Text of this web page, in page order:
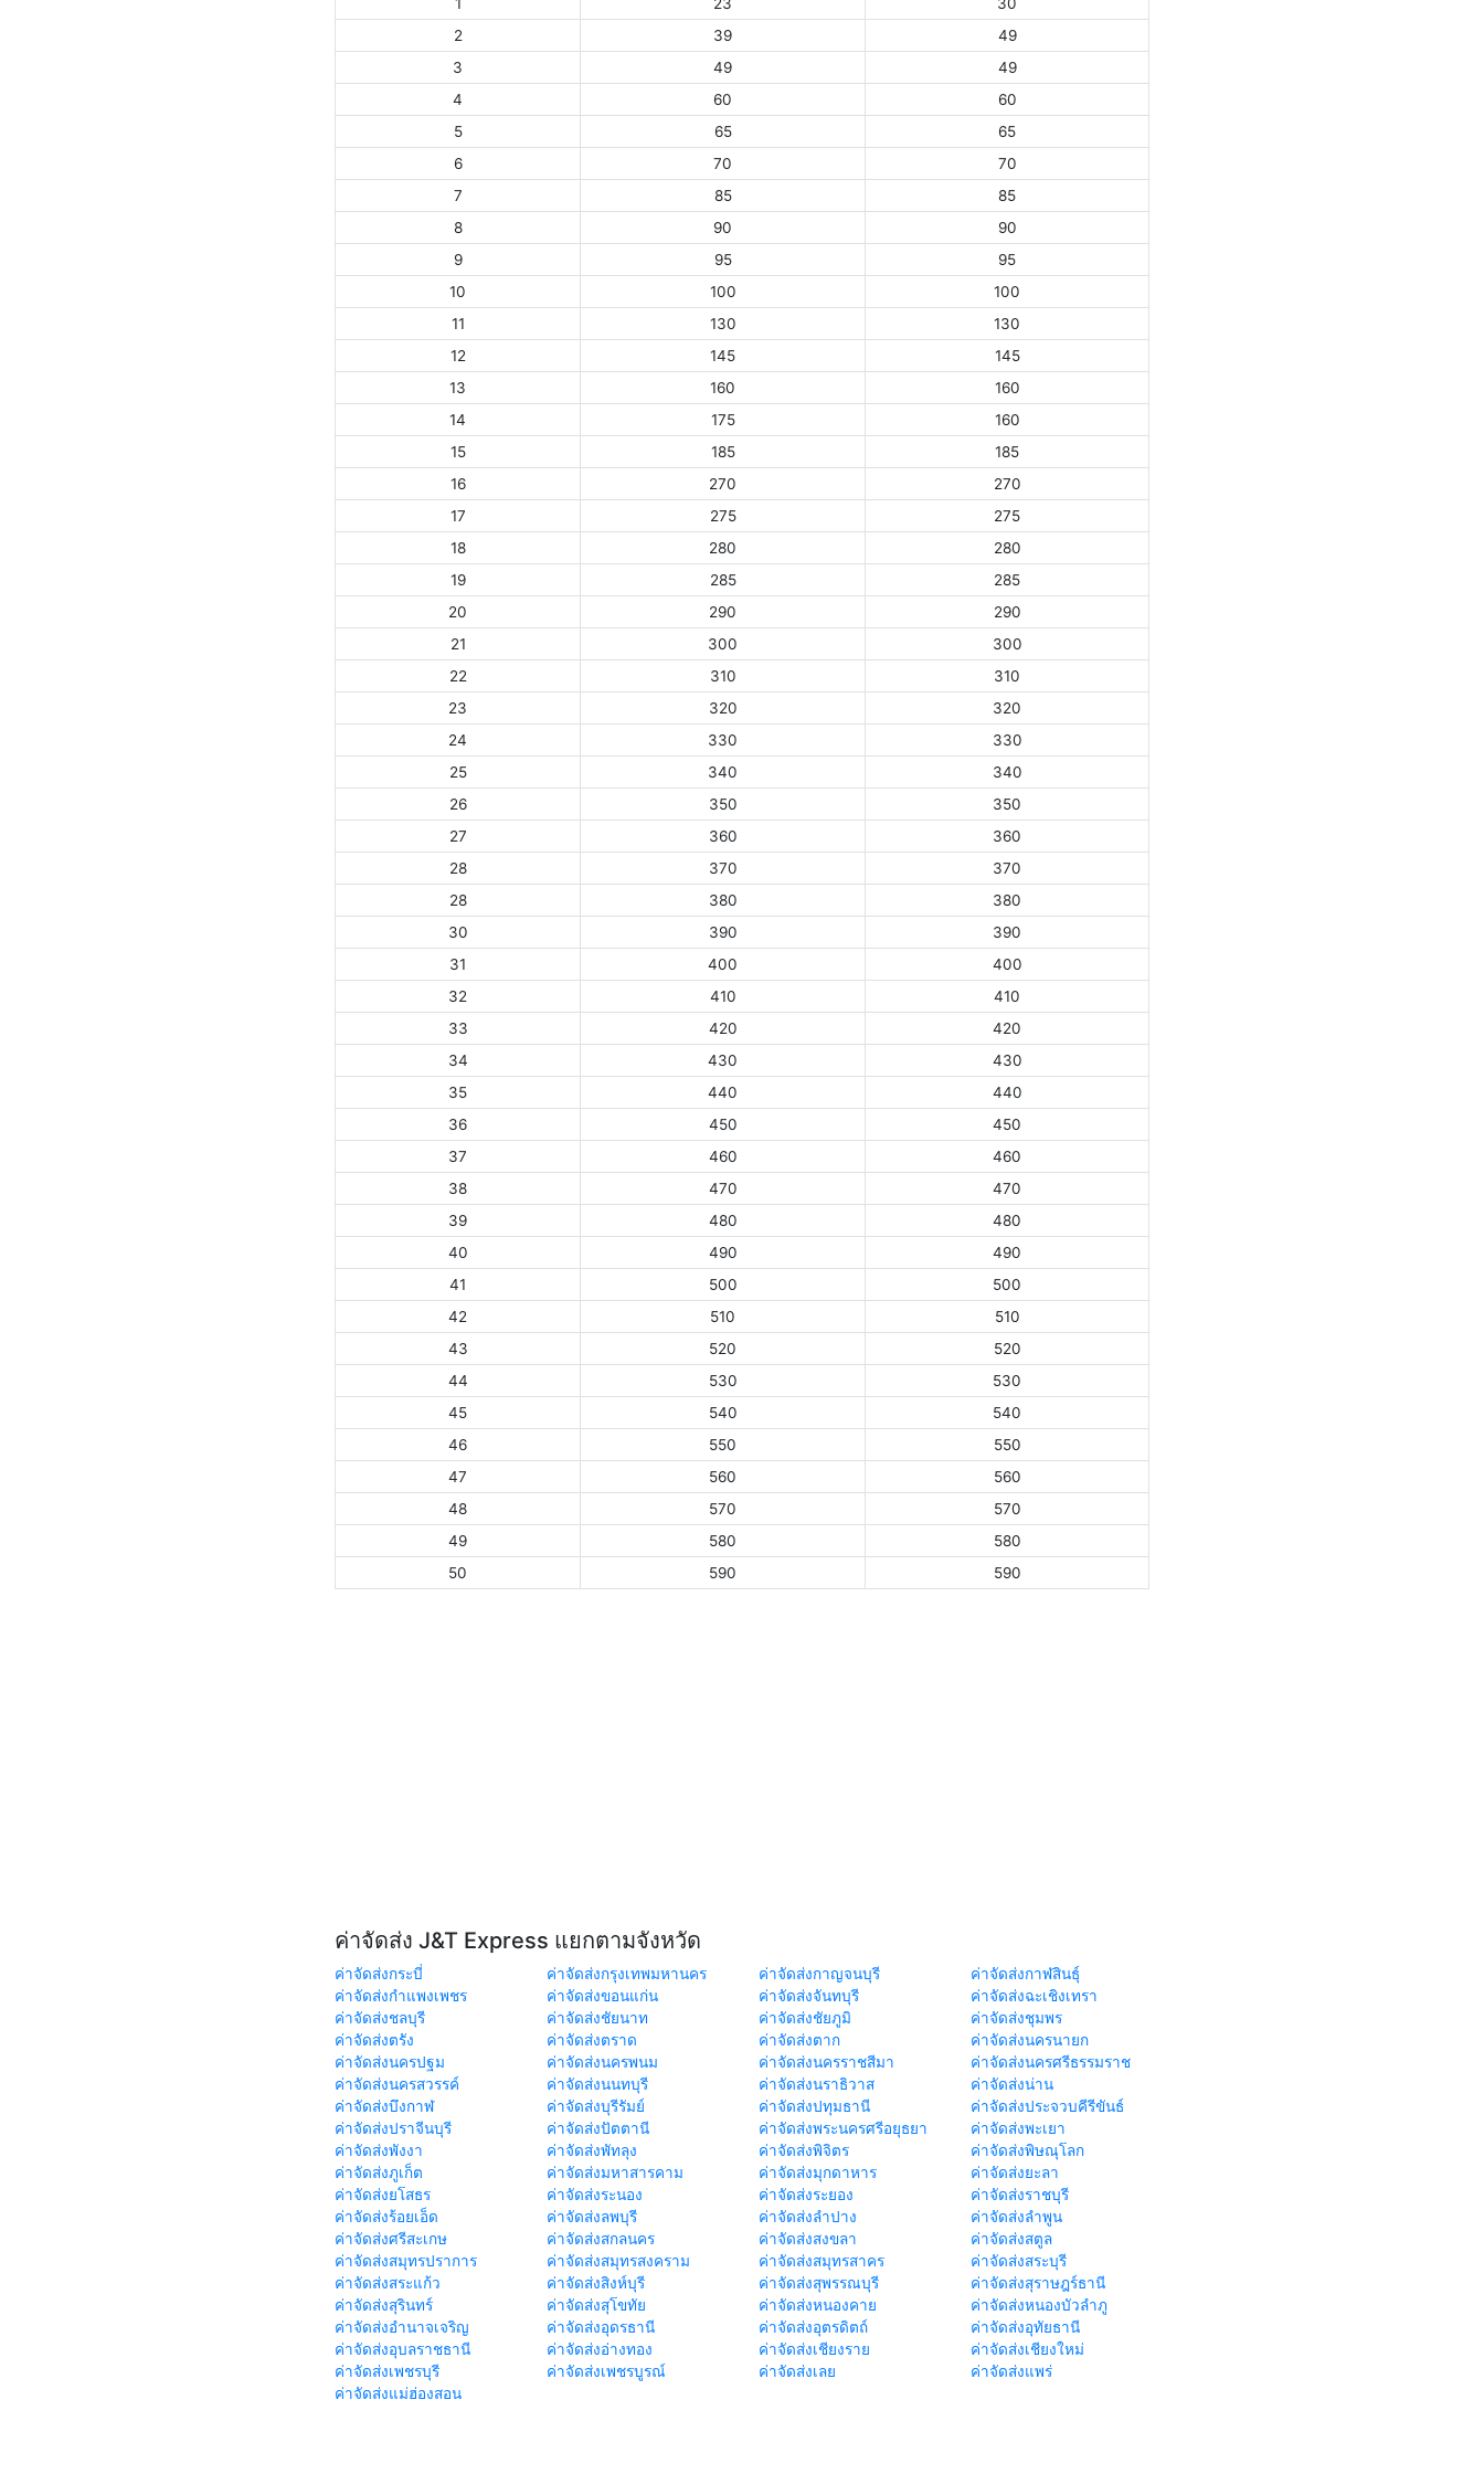
1
23
30
2
39
49
3
49
49
4
60
60
5
65
65
6
70
70
7
85
85
8
90
90
9
95
95
10
100
100
11
130
130
12
145
145
13
160
160
14
175
160
15
185
185
16
270
270
17
275
275
18
280
280
19
285
285
20
290
290
21
300
300
22
310
310
23
320
320
24
330
330
25
340
340
26
350
350
27
360
360
28
370
370
28
380
380
30
390
390
31
400
400
32
410
410
33
420
420
34
430
430
35
440
440
36
450
450
37
460
460
38
470
470
39
480
480
40
490
490
41
500
500
42
510
510
43
520
520
44
530
530
45
540
540
46
550
550
47
560
560
48
570
570
49
580
580
50
590 590
ค่าจัดส่ง J&T Express แยกตามจังหวัด
ค่าจัดส่งกระบี่ ค่าจัดส่งกรุงเทพมหานคร ค่าจัดส่งกาญจนบุรี
ค่าจัดส่งกาฬสินธุ์
ค่าจัดส่งกำแพงเพชร
ค่าจัดส่งขอนแก่น ค่าจัดส่งจันทบุรี
ค่าจัดส่งฉะเชิงเทรา
ค่าจัดส่งชลบุรี
ค่าจัดส่งชัยนาท ค่าจัดส่งชัยภูมิ
ค่าจัดส่งชุมพร
ค่าจัดส่งตรัง
ค่าจัดส่งตราด ค่าจัดส่งตาก
ค่าจัดส่งนครนายก
ค่าจัดส่งนครปฐม
ค่าจัดส่งนครพนม ค่าจัดส่งนครราชสีมา
ค่าจัดส่งนครศรีธรรมราช
ค่าจัดส่งนครสวรรค์
ค่าจัดส่งนนทบุรี ค่าจัดส่งนราธิวาส
ค่าจัดส่งน่าน
ค่าจัดส่งบึงกาฬ
ค่าจัดส่งบุรีรัมย์ ค่าจัดส่งปทุมธานี
ค่าจัดส่งประจวบคีรีขันธ์
ค่าจัดส่งปราจีนบุรี
ค่าจัดส่งปัตตานี ค่าจัดส่งพระนครศรีอยุธยา
ค่าจัดส่งพะเยา
ค่าจัดส่งพังงา
ค่าจัดส่งพัทลุง ค่าจัดส่งพิจิตร
ค่าจัดส่งพิษณุโลก
ค่าจัดส่งภูเก็ต
ค่าจัดส่งมหาสารคาม ค่าจัดส่งมุกดาหาร
ค่าจัดส่งยะลา
ค่าจัดส่งยโสธร
ค่าจัดส่งระนอง ค่าจัดส่งระยอง
ค่าจัดส่งราชบุรี
ค่าจัดส่งร้อยเอ็ด
ค่าจัดส่งลพบุรี ค่าจัดส่งลำปาง
ค่าจัดส่งลำพูน
ค่าจัดส่งศรีสะเกษ
ค่าจัดส่งสกลนคร ค่าจัดส่งสงขลา
ค่าจัดส่งสตูล
ค่าจัดส่งสมุทรปราการ
ค่าจัดส่งสมุทรสงคราม ค่าจัดส่งสมุทรสาคร
ค่าจัดส่งสระบุรี
ค่าจัดส่งสระแก้ว
ค่าจัดส่งสิงห์บุรี ค่าจัดส่งสุพรรณบุรี
ค่าจัดส่งสุราษฎร์ธานี
ค่าจัดส่งสุรินทร์
ค่าจัดส่งสุโขทัย ค่าจัดส่งหนองคาย
ค่าจัดส่งหนองบัวลำภู
ค่าจัดส่งอำนาจเจริญ
ค่าจัดส่งอุดรธานี ค่าจัดส่งอุตรดิตถ์
ค่าจัดส่งอุทัยธานี
ค่าจัดส่งอุบลราชธานี
ค่าจัดส่งอ่างทอง ค่าจัดส่งเชียงราย
ค่าจัดส่งเชียงใหม่
ค่าจัดส่งเพชรบุรี
ค่าจัดส่งเพชรบูรณ์ ค่าจัดส่งเลย
ค่าจัดส่งแพร่
ค่าจัดส่งแม่ฮ่องสอน